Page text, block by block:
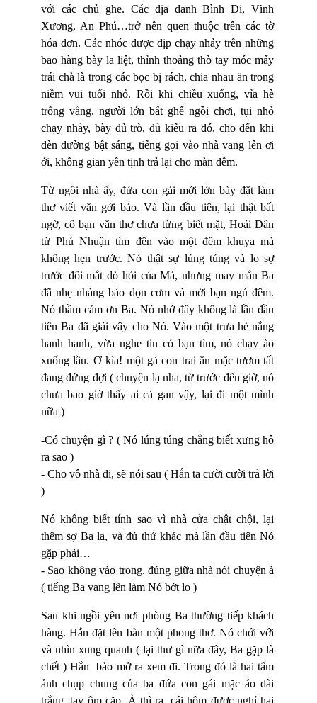
với các chủ ghe. Các địa danh Bình Di, Vĩnh
Xương, An Phú…trở nên quen thuộc trên các tờ
hóa đơn. Các nhóc được dịp chạy nhảy trên những
bao hàng bày la liệt, thỉnh thoảng thò tay móc mấy
trái chà là trong các bọc bị rách, chia nhau ăn trong
niềm vui tuổi nhỏ. Rồi khi chiều xuống, vỉa hè
trống vắng, người lớn bắt ghế ngồi chơi, tụi nhỏ
chạy nhảy, bày đủ trò, đủ kiểu ra đó, cho đến khi
đèn đường bật sáng, tiếng gọi vào nhà vang lên ơi
ới, không gian yên tịnh trả lại cho màn đêm.
Từ ngôi nhà ấy, đứa con gái mới lớn bày đặt làm
thơ viết văn gởi báo. Và lần đầu tiên, lại thật bất
ngờ, cô bạn văn thơ chưa từng biết mặt, Hoải Dân
từ Phú Nhuận tìm đến vào một đêm khuya mà
không hẹn trước. Nó thật sự lúng túng và lo sợ
trước đôi mắt dò hỏi của Má, nhưng may mắn Ba
đã nhẹ nhàng bảo dọn cơm và mời bạn ngủ đêm.
Nó thầm cám ơn Ba. Nó nhớ đây không là lần đầu
tiên Ba đã giải vây cho Nó. Vào một trưa hè nắng
hanh hanh, vừa nghe tin có bạn tìm, nó chạy ào
xuống lầu. Ơ kìa! một gả con trai ăn mặc tươm tất
đang đứng đợi ( chuyện lạ nha, từ trước đến giờ, nó
chưa bao giờ thấy ai cả gan vậy, lại đi một mình
nữa )
-Có chuyện gì ? ( Nó lúng túng chẳng biết xưng hô
ra sao )
- Cho vô nhà đi, sẽ nói sau ( Hắn ta cười cười trả lời
)
Nó không biết tính sao vì nhà cửa chật chội, lại
thêm sợ Ba la, và đủ thứ khác mà lần đầu tiên Nó
gặp phải…
- Sao không vào trong, đúng giữa nhà nói chuyện à
( tiếng Ba vang lên làm Nó bớt lo )
Sau khi ngồi yên nơi phòng Ba thường tiếp khách
hàng. Hắn đặt lên bàn một phong thơ. Nó chới với
và nhìn xung quanh ( lại thư gì nữa đây, Ba gặp là
chết ) Hắn bảo mở ra xem đi. Trong đó là hai tấm
ảnh chụp chung của ba đứa con gái mặc áo dài
trắng, tay ôm cặp. À thì ra, cái hôm được nghỉ hai